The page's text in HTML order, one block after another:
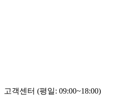
고객센터 (평일: 09:00~18:00)